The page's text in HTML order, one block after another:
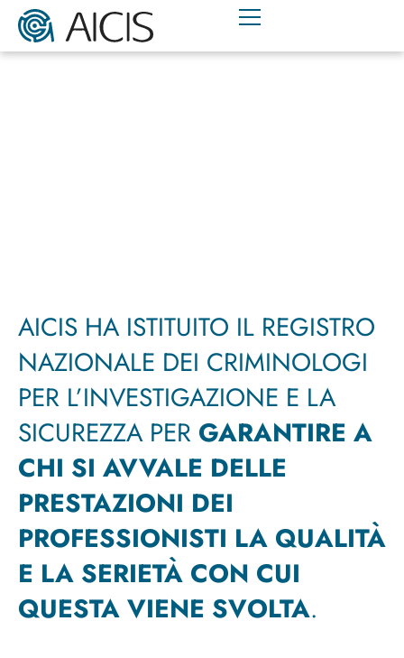
AICIS HA ISTITUITO IL REGISTRO
NAZIONALE DEI CRIMINOLOGI
PER L’INVESTIGAZIONE E LA
SICUREZZA PER GARANTIRE A
CHI SI AVVALE DELLE
PRESTAZIONI DEI
PROFESSIONISTI LA QUALITÀ
E LA SERIETÀ CON CUI
QUESTA VIENE SVOLTA.